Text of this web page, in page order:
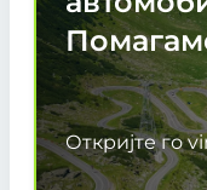
Откријте го